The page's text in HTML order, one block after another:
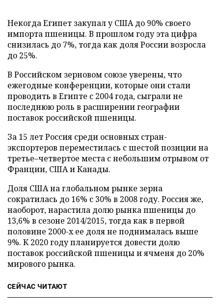
Некогда Египет закупал у США до 90% своего
импорта пшеницы. В прошлом году эта цифра
снизилась до 7%, тогда как доля России возросла
до 25%.
В Российском зерновом союзе уверены, что
ежегодные конференции, которые они стали
проводить в Египте с 2004 года, сыграли не
последнюю роль в расширении географии
поставок российской пшеницы.
За 15 лет Россия среди основных стран-
экспортеров переместилась с шестой позиции на
третье–четвертое места с небольшим отрывом от
Франции, США и Канады.
Доля США на глобальном рынке зерна
сократилась до 16% с 30% в 2008 году. Россия же,
наоборот, нарастила долю рынка пшеницы до
13,6% в сезоне 2014/2015, тогда как в первой
половине 2000-х ее доля не поднималась выше
9%. К 2020 году планируется довести долю
поставок российской пшеницы и ячменя до 20%
мирового рынка.
СЕЙЧАС ЧИТАЮТ